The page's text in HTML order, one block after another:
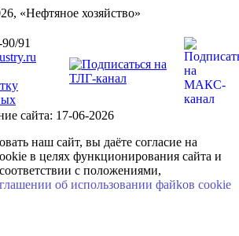
«Нефтяное хозяйство»
91
сайта: 17-06-2026
наш сайт, вы даёте согласие на
в целях функционирования сайта и
с положениями,
об использовании файkов cookie